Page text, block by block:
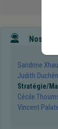
Nos
Sandrine
Judith
Stratégie/
Cécile
Vincent